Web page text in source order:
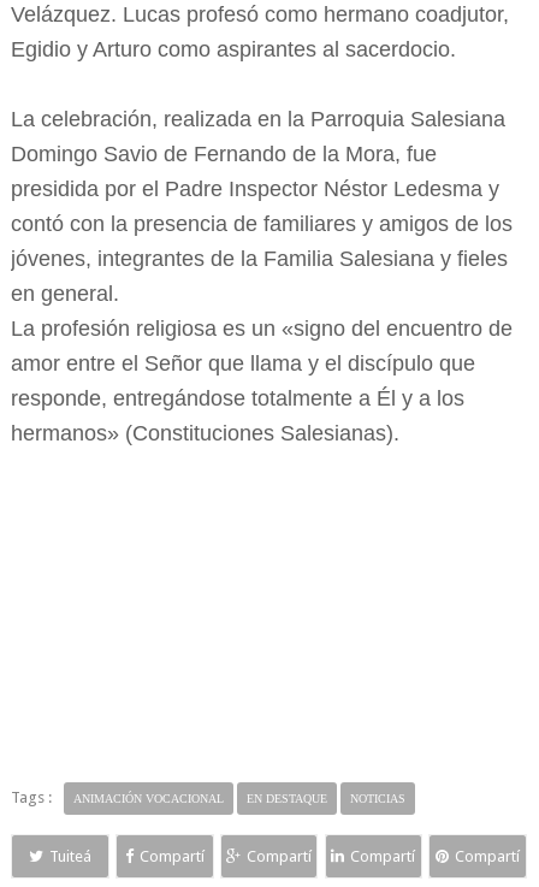
Velázquez. Lucas profesó como hermano coadjutor,
Egidio y Arturo como aspirantes al sacerdocio.
La celebración, realizada en la Parroquia Salesiana
Domingo Savio de Fernando de la Mora, fue
presidida por el Padre Inspector Néstor Ledesma y
contó con la presencia de familiares y amigos de los
jóvenes, integrantes de la Familia Salesiana y fieles
en general.
La profesión religiosa es un «signo del encuentro de
amor entre el Señor que llama y el discípulo que
responde, entregándose totalmente a Él y a los
hermanos» (Constituciones Salesianas).
Tags : ANIMACIÓN VOCACIONAL EN DESTAQUE NOTICIAS
Tuiteá Compartí Compartí Compartí Compartí